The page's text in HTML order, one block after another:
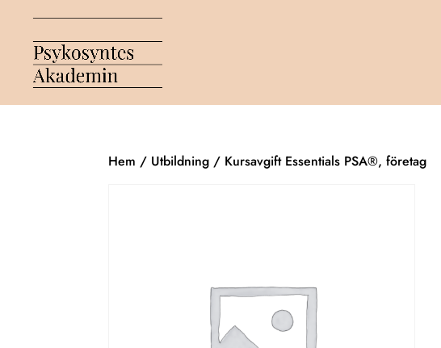
Hem / Utbildning / Kursavgift Essentials PSA®, företag